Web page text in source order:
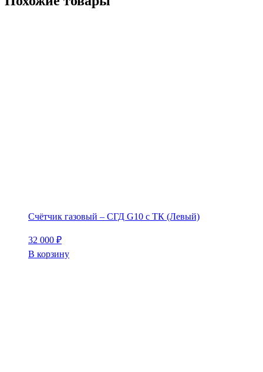
Счётчик газовый – СГД G10 с ТК (Левый)
32 000 ₽
В корзину